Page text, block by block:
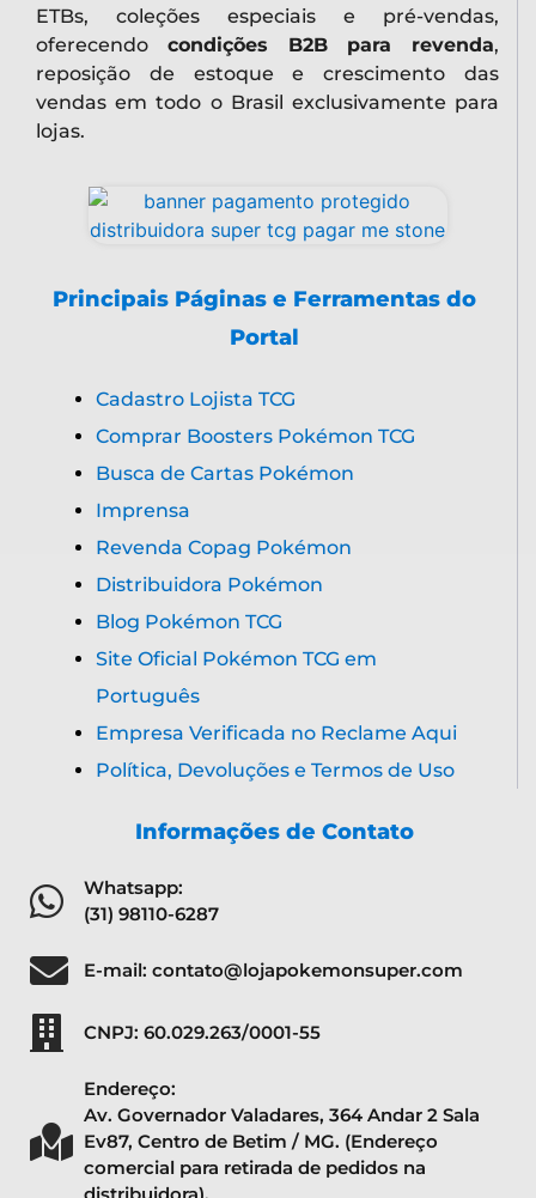
ETBs, coleções especiais e pré-vendas,
oferecendo condições B2B para revenda,
reposição de estoque e crescimento das
vendas em todo o Brasil exclusivamente para
lojas.
Principais Páginas e Ferramentas do
Portal
Cadastro Lojista TCG
Comprar Boosters Pokémon TCG
Busca de Cartas Pokémon
Imprensa
Revenda Copag Pokémon
Distribuidora Pokémon
Blog Pokémon TCG
Site Oficial Pokémon TCG em
Português
Empresa Verificada no Reclame Aqui
Política, Devoluções e Termos de Uso
Informações de Contato
Whatsapp:
(31) 98110-6287
E-mail: contato@lojapokemonsuper.com
CNPJ: 60.029.263/0001-55
Endereço:
Av. Governador Valadares, 364 Andar 2 Sala
Ev87, Centro de Betim / MG. (Endereço
comercial para retirada de pedidos na